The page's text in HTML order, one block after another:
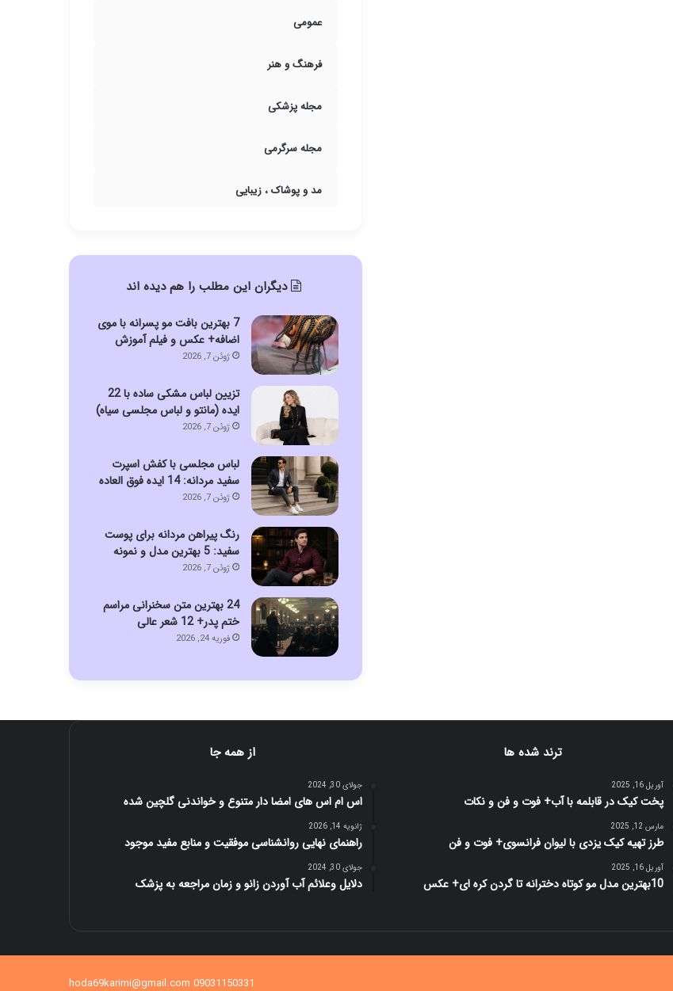
عمومی
فرهنگ و هنر
مجله پزشکی
مجله سرگرمی
مد و پوشاک ، زیبایی
دیگران این مطلب را هم دیده اند
7 بهترین بافت مو پسرانه با موی
اضافه+ عکس و فیلم آموزش
ژوئن 7, 2026
تزیین لباس مشکی ساده با 22
ایده (مانتو و لباس مجلسی سیاه)
ژوئن 7, 2026
لباس مجلسی با کفش اسپرت
سفید مردانه: 14 ایده فوق العاده
ژوئن 7, 2026
رنگ پیراهن مردانه برای پوست
سفید: 5 بهترین مدل و نمونه
ژوئن 7, 2026
24 بهترین متن سخنرانی مراسم
ختم پدر+ 12 شعر عالی
فوریه 24, 2026
ترند شده ها
آوریل 16, 2025
پخت کیک در قابلمه با آب+ فوت و فن و نکات
مارس 12, 2025
طرز تهیه کیک یزدی با لیوان فرانسوی+ فوت و فن
آوریل 16, 2025
10بهترین مدل مو کوتاه دخترانه تا گردن کره ای+ عکس
از همه جا
جولای 30, 2024
اس ام اس های امضا دار متنوع و خواندنی گلچین شده
ژانویه 14, 2026
راهنمای نهایی روانشناسی موفقیت و منابع مفید موجود
جولای 30, 2024
دلایل وعلائم آب آوردن زانو و زمان مراجعه به پزشک
09031150331 hoda69karimi@gmail.com